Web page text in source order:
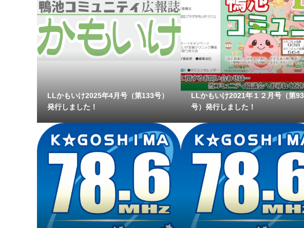
LLかもいけ2025年4月号（第133号）
発行しました！
LLかもいけ2021年１２月号（第93
号）発行しました！